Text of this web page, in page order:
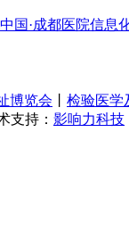
博览会 检验医学
支持： 影响力科技